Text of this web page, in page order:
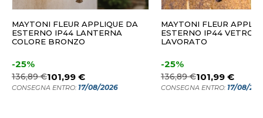
MAYTONI FLEUR APPLIQUE DA
ESTERNO IP44 LANTERNA
COLORE BRONZO
-25%
136,89 €101,99 €
CONSEGNA ENTRO: 17/08/2026
MAYTONI FLEUR
ESTERNO IP44 VETRO
LAVORATO
-25%
136,89 €101,99 €
CONSEGNA ENTRO: 17/08/